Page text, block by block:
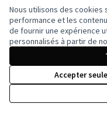
Nous utilisons des cookies
performance et les
de fournir une expérience
personnalisés à partir de
Accepter
COMALCA 1, il
rattaché en temps de
organisé en un état-
escadrilles
détachée au 3° RHC,
moyens de soutien.
En temps de guerre,